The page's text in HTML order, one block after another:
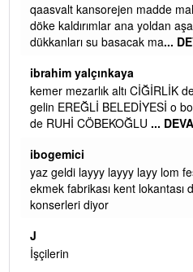
qaasvalt kansorejen madde
döke kaldırımlar ana yoldan
dükkanları su basacak ma...
ibrahim yalçınkaya
kemer mezarlık altı CİĞİRLİK
gelin EREĞLİ BELEDİYESİ o
de RUHİ CÖBEKOĞLU ...
ibogemici
yaz geldi layyy layyy layy lom
ekmek fabrikası kent lokantası
konserleri diyor
J
İşçilerin